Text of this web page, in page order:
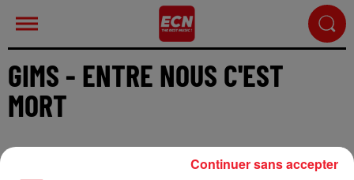
GIMS - ENTRE NOUS C'EST
MORT
Continuer sans accepter